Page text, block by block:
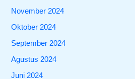
November 2024
Oktober 2024
September 2024
Agustus 2024
Juni 2024